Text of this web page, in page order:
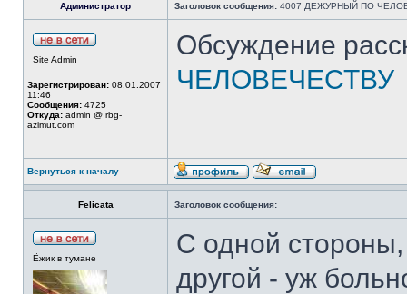
Администратор Заголовок сообщения: 4007 ДЕЖУРНЫЙ ПО
Site Admin
Зарегистрирован: 08.01.2007
11:46
Сообщения: 4725
Откуда: admin @ rbg-
azimut.com
Обсуждение
ЧЕЛОВЕЧЕСТВУ
Вернуться к началу
Felicata Заголовок сообщения:
Ёжик в тумане
С одной стороны,
другой - уж